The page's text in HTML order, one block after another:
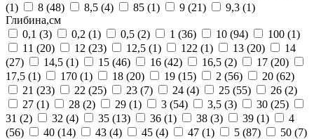
(1)
8 (48) 8,5 (4) 85 (1) 9 (21) 9,3 (1)
Глибина,см
0,1 (3) 0,2 (1) 0,5 (2) 1 (36) 10 (94) 100 (1)
11 (20) 12 (23) 12,5 (1) 122 (1) 13 (20)
14
(27)
14,5 (1) 15 (46) 16 (42) 16,5 (2) 17 (20)
17,5 (1) 170 (1) 18 (20) 19 (15) 2 (56) 20 (62)
21 (23) 22 (25) 23 (7) 24 (4) 25 (55) 26 (2)
27 (1) 28 (2) 29 (1) 3 (54) 3,5 (3) 30 (25)
31 (2) 32 (4) 35 (13) 36 (1) 38 (3) 39 (1)
4
(56)
40 (14) 43 (4) 45 (4) 47 (1) 5 (87) 50 (7)